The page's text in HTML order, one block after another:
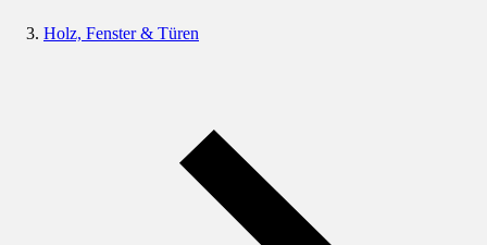
Holz, Fenster & Türen